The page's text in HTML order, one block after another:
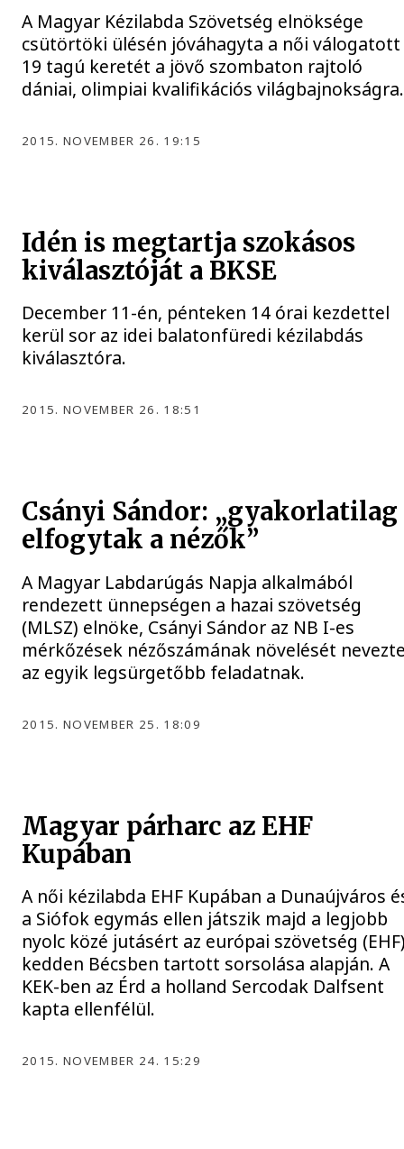
A Magyar Kézilabda Szövetség elnöksége
csütörtöki ülésén jóváhagyta a női válogatott
19 tagú keretét a jövő szombaton rajtoló
dániai, olimpiai kvalifikációs világbajnokságra.
2015. NOVEMBER 26. 19:15
Idén is megtartja szokásos
kiválasztóját a BKSE
December 11-én, pénteken 14 órai kezdettel
kerül sor az idei balatonfüredi kézilabdás
kiválasztóra.
2015. NOVEMBER 26. 18:51
Csányi Sándor: „gyakorlatilag
elfogytak a nézők”
A Magyar Labdarúgás Napja alkalmából
rendezett ünnepségen a hazai szövetség
(MLSZ) elnöke, Csányi Sándor az NB I-es
mérkőzések nézőszámának növelését
az egyik legsürgetőbb feladatnak.
2015. NOVEMBER 25. 18:09
Magyar párharc az EHF
Kupában
A női kézilabda EHF Kupában a Dunaújváros
a Siófok egymás ellen játszik majd a legjobb
nyolc közé jutásért az európai szövetség
kedden Bécsben tartott sorsolása alapján. A
KEK-ben az Érd a holland Sercodak Dalfsent
kapta ellenfélül.
2015. NOVEMBER 24. 15:29